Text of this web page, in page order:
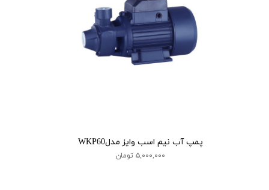
پمپ آب نیم اسب وایز مدلWKP60
۵,۰۰۰,۰۰۰ تومان